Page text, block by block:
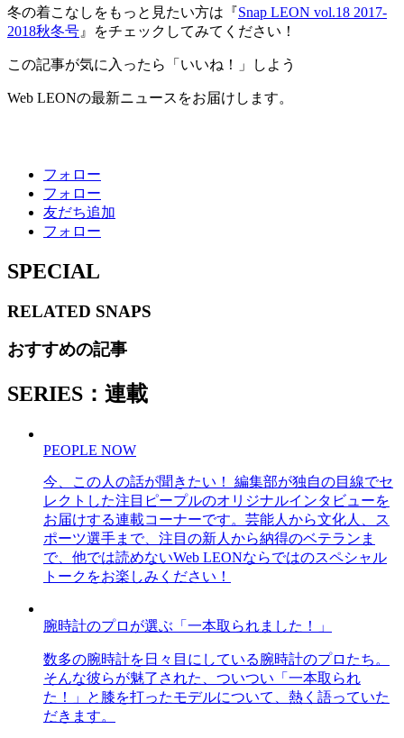
冬の着こなしをもっと見たい方は『Snap LEON vol.18 2017-
2018秋冬号 』をチェックしてみてください！
この記事が気に入ったら「いいね！」しよう
Web LEONの最新ニュースをお届けします。
フォロー
フォロー
友だち追加
フォロー
SPECIAL
RELATED SNAPS
おすすめの記事
SERIES：連載
PEOPLE NOW
今、この人の話が聞きたい！ 編集部が独自の目線でセ
レクトした注目ピープルのオリジナルインタビューを
お届けする連載コーナーです。芸能人から文化人、ス
ポーツ選手まで、注目の新人から納得のベテランま
で、他では読めないWeb LEONならではのスペシャル
トークをお楽しみください！
腕時計のプロが選ぶ「一本取られました！」
数多の腕時計を日々目にしている腕時計のプロたち。
そんな彼らが魅了された、ついつい「一本取られ
た！」と膝を打ったモデルについて、熱く語っていた
だきます。